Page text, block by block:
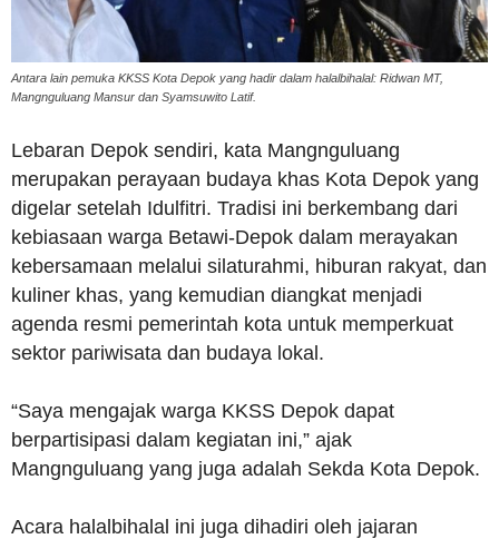
Antara lain pemuka KKSS Kota Depok yang hadir dalam halalbihalal: Ridwan MT,
Mangnguluang Mansur dan Syamsuwito Latif.
Lebaran Depok sendiri, kata Mangnguluang
merupakan perayaan budaya khas Kota Depok yang
digelar setelah Idulfitri. Tradisi ini berkembang dari
kebiasaan warga Betawi-Depok dalam merayakan
kebersamaan melalui silaturahmi, hiburan rakyat, dan
kuliner khas, yang kemudian diangkat menjadi
agenda resmi pemerintah kota untuk memperkuat
sektor pariwisata dan budaya lokal.
“Saya mengajak warga KKSS Depok dapat
berpartisipasi dalam kegiatan ini,” ajak
Mangnguluang yang juga adalah Sekda Kota Depok.
Acara halalbihalal ini juga dihadiri oleh jajaran